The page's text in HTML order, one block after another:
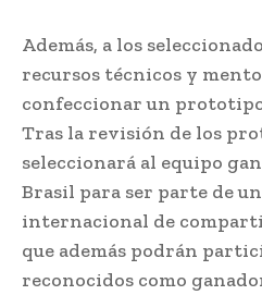
Además, a los
recursos técnicos y
confeccionar un
Tras la revisión de los
seleccionará al equipo
Brasil para ser parte de
internacional de
que además podrán
reconocidos como